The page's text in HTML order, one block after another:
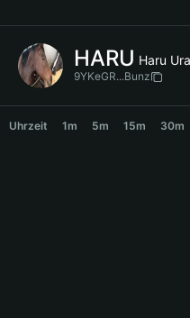
简体中文
繁體中文
Bahasa Indonesia
HARU Haru
9YKeGR...Bunz
Uhrzeit 1m 5m 15m 30m